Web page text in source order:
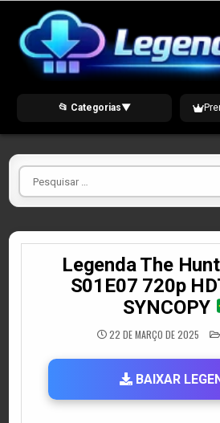
content
📂 Categorias▼
Pesquisar
por
Legenda The
S01E07 720p
SYNCOPY
22 DE MARÇO DE 2025
BAIXAR